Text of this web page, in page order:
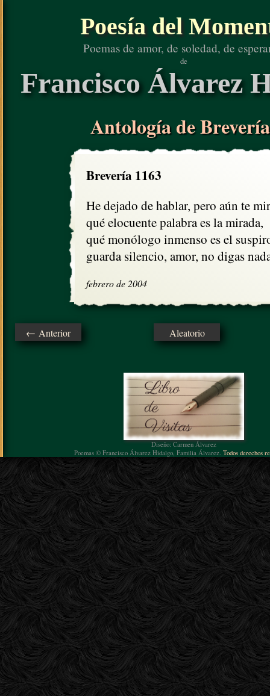
Poesía del
Poemas de amor, de soledad, de
de
Francisco Álvarez
Antología de
Brevería 1163
He dejado de hablar, pero aún te
qué elocuente palabra es la mirada,
qué monólogo inmenso es el
guarda silencio, amor, no digas
febrero de 2004
← Anterior Aleatorio
Diseño: Carmen Álvarez
Poemas © Francisco Álvarez Hidalgo, Familia Álvarez. Todos derechos